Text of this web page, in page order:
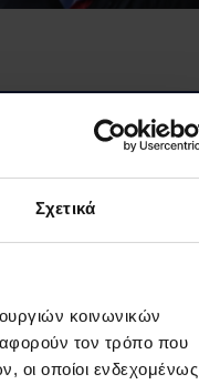
Σχετικά
κοινωνικών
τον τρόπο που
οι οποίοι ενδεχομένως